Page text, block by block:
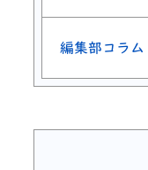
編集部コラム